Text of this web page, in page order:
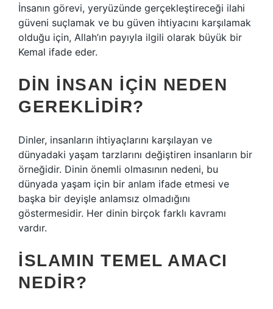
İnsanın görevi, yeryüzünde gerçekleştireceği ilahi
güveni suçlamak ve bu güven ihtiyacını karşılamak
olduğu için, Allah’ın payıyla ilgili olarak büyük bir
Kemal ifade eder.
DIN INSAN IÇIN NEDEN
GEREKLIDIR?
Dinler, insanların ihtiyaçlarını karşılayan ve
dünyadaki yaşam tarzlarını değiştiren insanların bir
örneğidir. Dinin önemli olmasının nedeni, bu
dünyada yaşam için bir anlam ifade etmesi ve
başka bir deyişle anlamsız olmadığını
göstermesidir. Her dinin birçok farklı kavramı
vardır.
İSLAMIN TEMEL AMACI
NEDIR?